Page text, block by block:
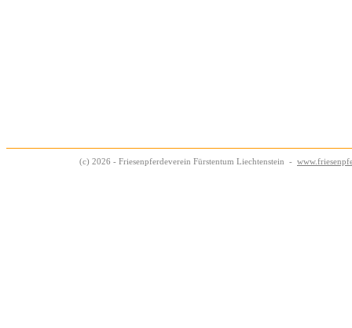
(c) 2026 - Friesenpferdeverein Fürstentum Liechtenstein -